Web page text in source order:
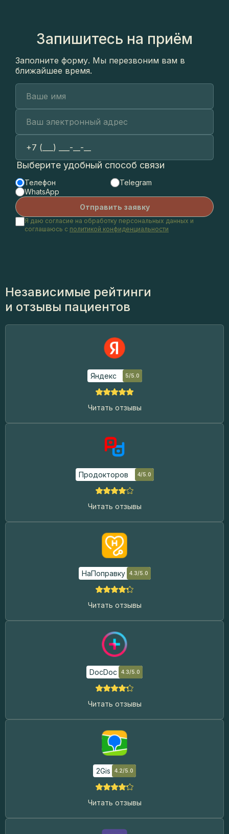
Запишитесь на приём
Заполните форму. Мы перезвоним вам в
ближайшее время.
Выберите удобный способ связи
Телефон
Telegram
WhatsApp
Я даю согласие на обработку персональных данных и
соглашаюсь с политикой конфиденциальности
Независимые рейтинги
и отзывы пациентов
Яндекс 5/5.0
Читать отзывы
Продокторов 4/5.0
Читать отзывы
НаПоправку 4.3/5.0
Читать отзывы
DocDoc 4.3/5.0
Читать отзывы
2Gis 4.2/5.0
Читать отзывы